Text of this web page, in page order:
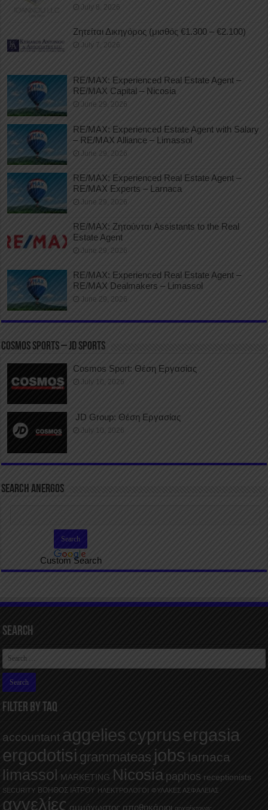
July 8, 2026
Ζητείται Δικηγόρος (μισθός €1.300 – €2.100)
July 7, 2026
RE/MAX: Experienced Real Estate Agent –
RE/MAX Capital – Nicosia
June 29, 2026
RE/MAX: Experienced Estate Agent with Salary
– RE/MAX Alliance – Limassol
June 29, 2026
RE/MAX: Experienced Real Estate Agent –
RE/MAX Experts – Larnaca
June 29, 2026
RE/MAX: Ζητούνται Assistants to the Real
Estate Agent
June 29, 2026
RE/MAX: Experienced Real Estate Agent –
RE/MAX Dealmakers – Limassol
June 29, 2026
COSMOS SPORTS – JD SPORTS
Cosmos Sport: Θέση Εργασίας
July 10, 2026
JD Group: Θέση Εργασίας
July 10, 2026
SEARCH ANERGOS
Custom Search
Search
FILTER BY TAQ
accountant aggelies cyprus ergasia
ergodotisi grammateas jobs larnaca
limassol MARKETING Nicosia paphos receptionists
SECURITY ΒΟΗΘΟΣ ΙΑΤΡΟΥ ΗΛΕΚΤΡΟΛΟΓΟΙ ΦΥΛΑΚΕΣ ΑΣΦΑΛΕΙΑΣ
αγγελίες αμμόχωστος αποθηκάριοι αρχιτέκτονας